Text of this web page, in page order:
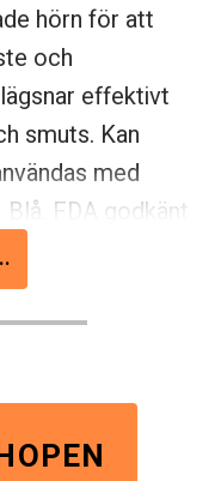
hörn för att
och
effektivt
smuts. Kan
med
FDA godkänt
i gult och lila.
orange)